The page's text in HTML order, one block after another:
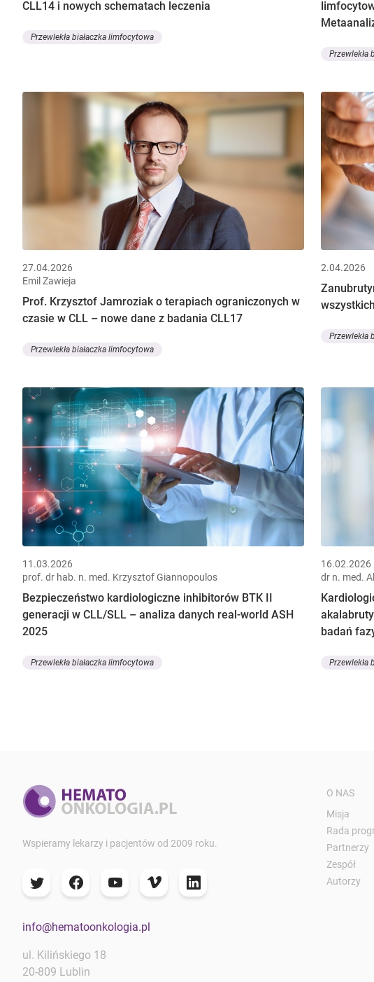
CLL14 i nowych schematach leczenia
Przewlekła białaczka limfocytowa
Przewlekła
27.04.2026
Emil Zawieja
Prof. Krzysztof Jamroziak o terapiach ograniczonych w
czasie w CLL – nowe dane z badania CLL17
Przewlekła białaczka limfocytowa
2.04.2026
Przewlekła
11.03.2026
prof. dr hab. n. med. Krzysztof Giannopoulos
Bezpieczeństwo kardiologiczne inhibitorów BTK II
generacji w CLL/SLL – analiza danych real-world ASH
2025
Przewlekła białaczka limfocytowa
16.02.2026
dr n. med.
badań
Przewlekła
Wspieramy lekarzy i pacjentów od 2009 roku.
info@hematoonkologia.pl
ul. Kilińskiego 18
20-809 Lublin
O NAS
Misja
Rada
Partnerzy
Zespół
Autorzy